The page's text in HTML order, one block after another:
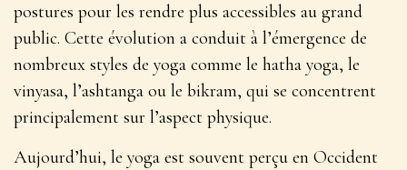
postures pour les rendre plus accessibles au grand
public. Cette évolution a conduit à l’émergence de
nombreux styles de yoga comme le hatha yoga, le
vinyasa, l’ashtanga ou le bikram, qui se concentrent
principalement sur l’aspect physique.
Aujourd’hui, le yoga est souvent perçu en Occident